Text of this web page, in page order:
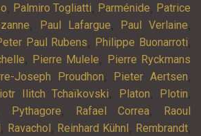
, Palmiro Togliatti, Parménide, Patrice
, Paul Lafargue, Paul Verlaine,
Paul Rubens, Philippe Buonarroti,
, Pierre Mulele, Pierre Ryckmans
Joseph Proudhon, Pieter Aertsen,
Ilitch Tchaïkovski, Platon, Plotin,
Pythagore, Rafael Correa, Raoul
, Ravachol, Reinhard Kühnl, Rembrandt,